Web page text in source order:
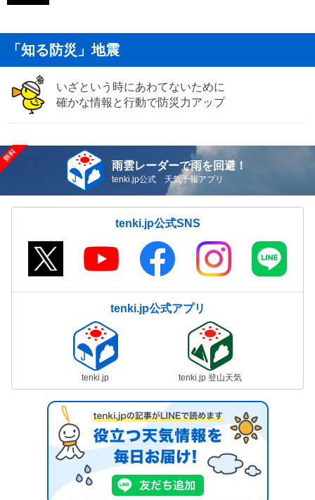
「知る防災」地震
いざという時にあわてないために
確かな情報と行動で防災力アップ
雨雲レーダーで雨を回避！
tenki.jp公式 天気予報アプリ
tenki.jp公式SNS
tenki.jp公式アプリ
tenki.jp tenki.jp 登山天気